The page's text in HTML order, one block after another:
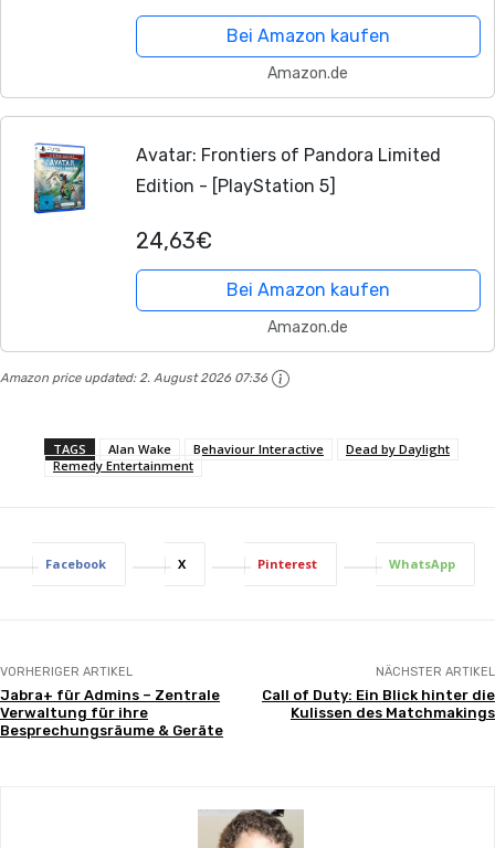
Bei Amazon kaufen
Amazon.de
Avatar: Frontiers of Pandora Limited
Edition - [PlayStation 5]
24,63€
Bei Amazon kaufen
Amazon.de
Amazon price updated: 2. August 2026 07:36
TAGS Alan Wake Behaviour Interactive
Dead by Daylight
Remedy Entertainment
Facebook X Pinterest WhatsApp
VORHERIGER ARTIKEL
Jabra+ für Admins – Zentrale
Verwaltung für ihre
Besprechungsräume & Geräte
NÄCHSTER ARTIKEL
Call of Duty: Ein Blick hinter die
Kulissen des Matchmakings